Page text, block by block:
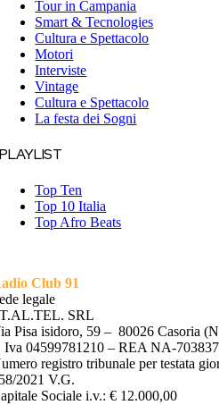
Tour in Campania
Smart & Tecnologies
Cultura e Spettacolo
Motori
Interviste
Vintage
Cultura e Spettacolo
La festa dei Sogni
PLAYLIST
Top Ten
Top 10 Italia
Top Afro Beats
Club 91
legale
SRL
Pisa isidoro, 59 – 80026 Casoria
Iva 04599781210 – REA NA-703837
registro tribunale per testata
2021 V.G.
Sociale i.v.: € 12.000,00